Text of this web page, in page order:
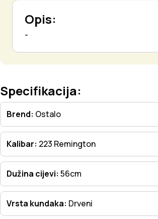
Opis:
-
Specifikacija:
Brend: Ostalo
Kalibar: 223 Remington
Dužina cijevi: 56cm
Vrsta kundaka: Drveni